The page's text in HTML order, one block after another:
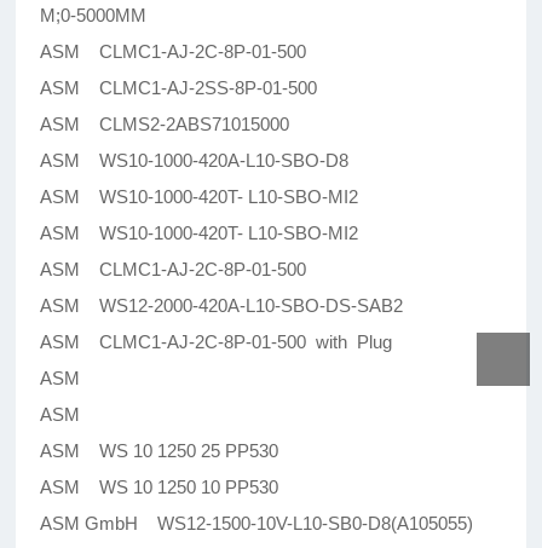
M;0-5000MM
ASM CLMC1-AJ-2C-8P-01-500
ASM CLMC1-AJ-2SS-8P-01-500
ASM CLMS2-2ABS71015000
ASM WS10-1000-420A-L10-SBO-D8
ASM WS10-1000-420T- L10-SBO-MI2
ASM WS10-1000-420T- L10-SBO-MI2
ASM CLMC1-AJ-2C-8P-01-500
ASM WS12-2000-420A-L10-SBO-DS-SAB2
ASM CLMC1-AJ-2C-8P-01-500 with Plug
ASM
ASM
ASM WS 10 1250 25 PP530
ASM WS 10 1250 10 PP530
ASM GmbH WS12-1500-10V-L10-SB0-D8(A105055)